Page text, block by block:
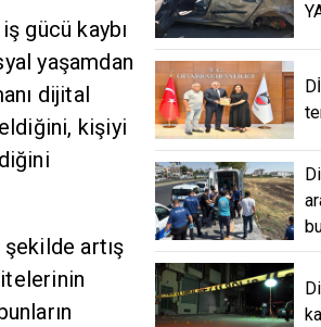
gücü kaybı
yaşamdan
dijital
kişiyi
artış